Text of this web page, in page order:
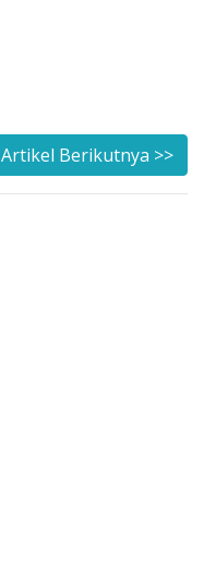
Artikel Berikutnya >>